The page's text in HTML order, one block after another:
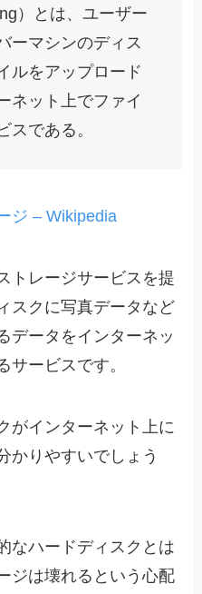
）とは、ユーザー
ーマシンのディス
ルをアップロード
ネット上でファイ
スである。
ジ – Wikipedia
トレージサービスを提
スクに写真データなど
データをインターネッ
サービスです。
がインターネット上に
かりやすいでしょう
なハードディスクとは
ジは壊れるという心配